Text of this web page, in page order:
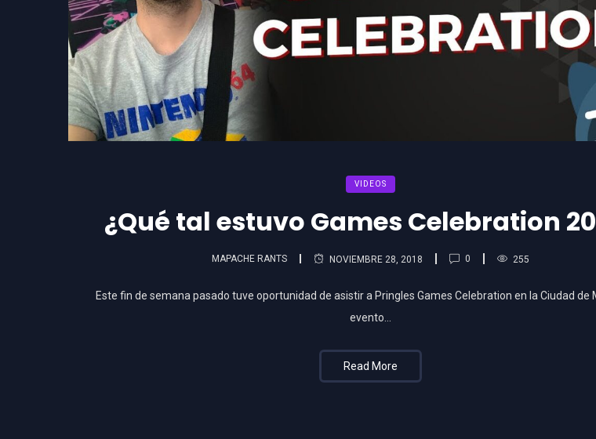
VIDEOS
¿Qué tal estuvo Games Celebration
MAPACHE RANTS NOVIEMBRE 28, 2018 0 255
Este fin de semana pasado tuve oportunidad de asistir a Pringles Games Celebration en la Ciudad de
evento…
Read More